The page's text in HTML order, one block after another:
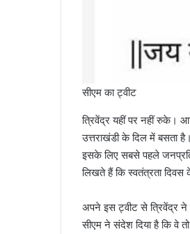
सीएम का ट्वीट
त्रिवेंद्र यहीं पर नहीं रुके।
उत्तराखंडी के दिल में बसता
इसके लिए सबसे पहले
लिखते हैं कि स्वतंत्रता दिवस
अपने इस ट्वीट से त्रिवेंद्र ने
सीएम ने संदेश दिया है कि वे